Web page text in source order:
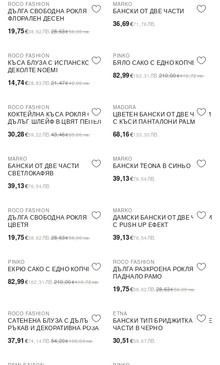
-31%
ROCO FASHION
ДЪЛГА СВОБОДНА РОКЛЯ С
ФЛОРАЛЕН ДЕСЕН
19,75€38,62 ЛВ.28,63€56,00лв.
MARKO
БАНСКИ ОТ ДВЕ ЧАСТИ
36,69€71,76 ЛВ.
-31%
ROCO FASHION
КЪСА БЛУЗА С ИСПАНСКО
ДЕКОЛТЕ NOEMI
14,74€28,83 ЛВ.21,47€42,00лв.
-60%
PINKO
БЯЛО САКО С ЕДНО КОПЧЕ
82,99€162,31 ЛВ.210,00€410,72лв.
-30%
ROCO FASHION
КОКТЕЙЛНА КЪСА РОКЛЯ С
ДЪЛЪГ ШЛЕЙФ В ЦВЯТ ПЕПЕЛ
30,28€59,22 ЛВ.43,46€85,00лв.
MADORA
ЦВЕТЕН БАНСКИ ОТ ДВЕ ЧАСТИ
С КЪСИ ПАНТАЛОНИ PALM
68,16€133,30 ЛВ.
MARKO
БАНСКИ ОТ ДВЕ ЧАСТИ
СВЕТЛОКАФЯВ
39,13€76,54 ЛВ.
MARKO
БАНСКИ TEONA В СИНЬО
39,13€76,54 ЛВ.
-31%
ROCO FASHION
ДЪЛГА СВОБОДНА РОКЛЯ НА
ЦВЕТЯ
19,75€38,62 ЛВ.28,63€56,00лв.
MARKO
ДАМСКИ БАНСКИ ОТ ДВЕ ЧАСТИ
С PUSH UP ЕФЕКТ
39,13€76,54 ЛВ.
-60%
PINKO
ЕКРЮ САКО С ЕДНО КОПЧЕ
82,99€162,31 ЛВ.210,00€410,72лв.
-31%
ROCO FASHION
ДЪЛГА РАЗКРОЕНА РОКЛЯ С
ПАДНАЛО РАМО
19,75€38,62 ЛВ.28,63€56,00лв.
-30%
ROCO FASHION
САТЕНЕНА БЛУЗА С ДЪЛЪГ
РЪКАВ И ДЕКОРАТИВНА РОЗА
37,91 €74,14 ЛВ.54,20€106,00лв.
ETNA
БАНСКИ ТИП БРИДЖИТКА В ДВЕ
ЧАСТИ В ЧЕРНО
30,51 €59,67 ЛВ.